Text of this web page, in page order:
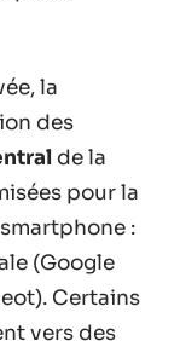
la
des
de la
pour la
:
(Google
Certains
vers des